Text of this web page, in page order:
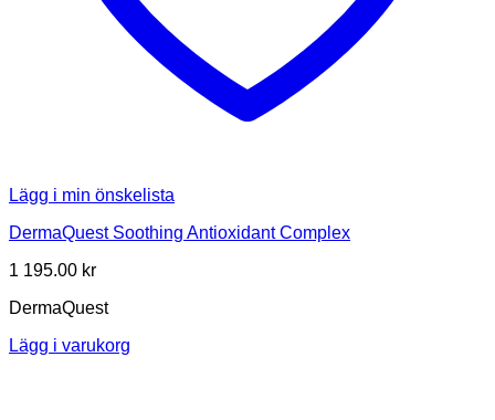
Lägg i min önskelista
DermaQuest Soothing Antioxidant Complex
1 195.00 kr
DermaQuest
Lägg i varukorg